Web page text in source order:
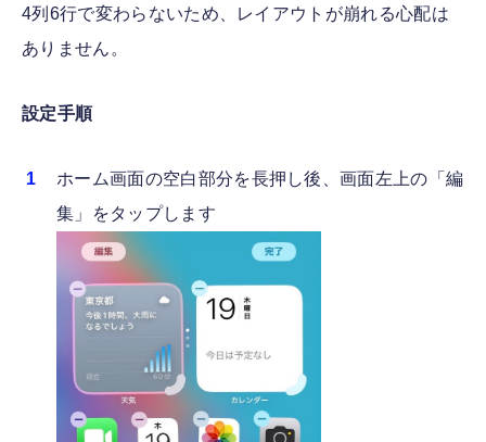
4列6行で変わらないため、レイアウトが崩れる心配は
ありません。
設定手順
ホーム画面の空白部分を長押し後、画面左上の「編
集」をタップします